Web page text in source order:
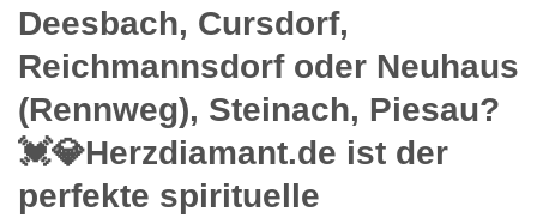
Deesbach, Cursdorf,
Reichmannsdorf oder Neuhaus
(Rennweg), Steinach, Piesau?
💓️💎Herzdiamant.de ist der
perfekte spirituelle